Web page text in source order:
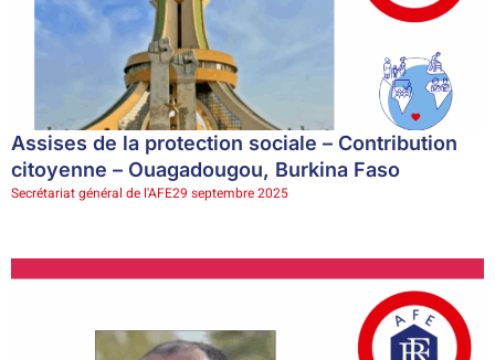
Assises de la protection sociale – Contribution
citoyenne – Ouagadougou, Burkina Faso
Secrétariat général de l'AFE29 septembre 2025